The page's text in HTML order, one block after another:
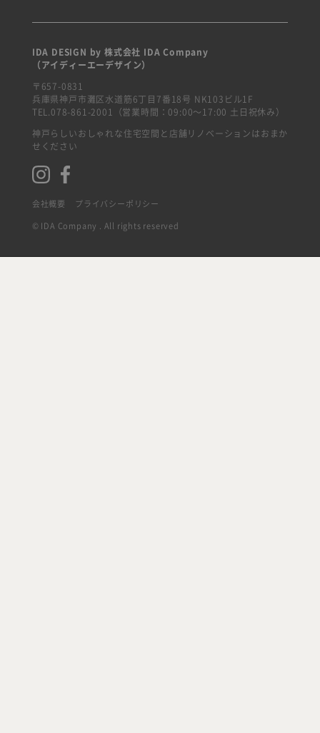
IDA DESIGN by 株式会社 IDA Company
（アイディーエーデザイン）
〒657-0831
兵庫県神戸市灘区水道筋6丁目7番18号 NK103ビル1F
TEL.078-861-2001（営業時間：09:00〜17:00 土日祝休み）
神戸らしいおしゃれな住宅空間と店舗リノベーションはおまか
せください
会社概要 プライバシーポリシー
© IDA Company . All rights reserved